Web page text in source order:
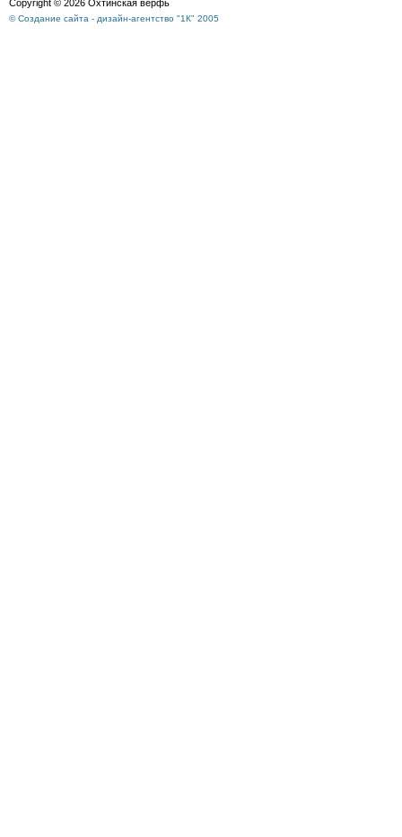
Copyright © 2026 Охтинская верфь
© Создание сайта - дизайн-агентство "1К" 2005